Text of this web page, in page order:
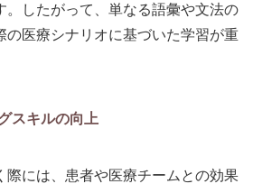
。したがって、単なる語彙や文法の
の医療シナリオに基づいた学習が重
スキルの向上
際には、患者や医療チームとの効果